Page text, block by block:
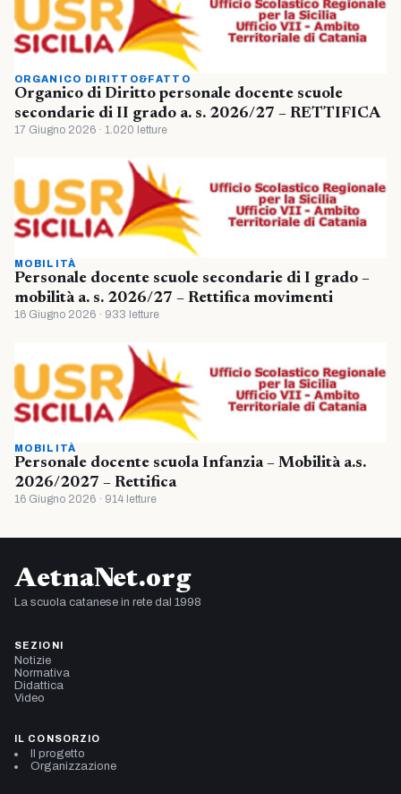
ORGANICO DIRITTO&FATTO
Organico di Diritto personale docente scuole
secondarie di II grado a. s. 2026/27 – RETTIFICA
17 Giugno 2026 · 1.020 letture
MOBILITÀ
Personale docente scuole secondarie di I grado –
mobilità a. s. 2026/27 – Rettifica movimenti
16 Giugno 2026 · 933 letture
MOBILITÀ
Personale docente scuola Infanzia – Mobilità a.s.
2026/2027 – Rettifica
16 Giugno 2026 · 914 letture
AetnaNet.org
La scuola catanese in rete dal 1998
SEZIONI
Notizie
Normativa
Didattica
Video
IL CONSORZIO
Il progetto
Organizzazione